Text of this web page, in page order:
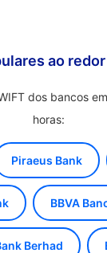
ao
dos bancos
horas:
Piraeus Bank
BBVA
Berhad